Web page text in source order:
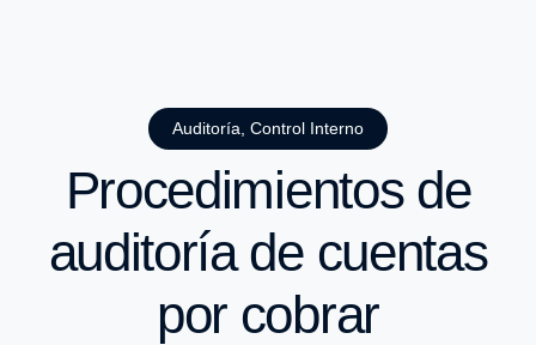
Auditoría Control Interno
Procedimientos de
auditoría de cuentas
por cobrar